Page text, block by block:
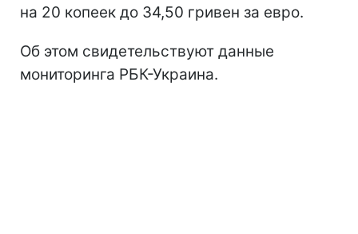
на 20 копеек до 34,50 гривен за евро.
Об этом свидетельствуют данные
мониторинга РБК-Украина.